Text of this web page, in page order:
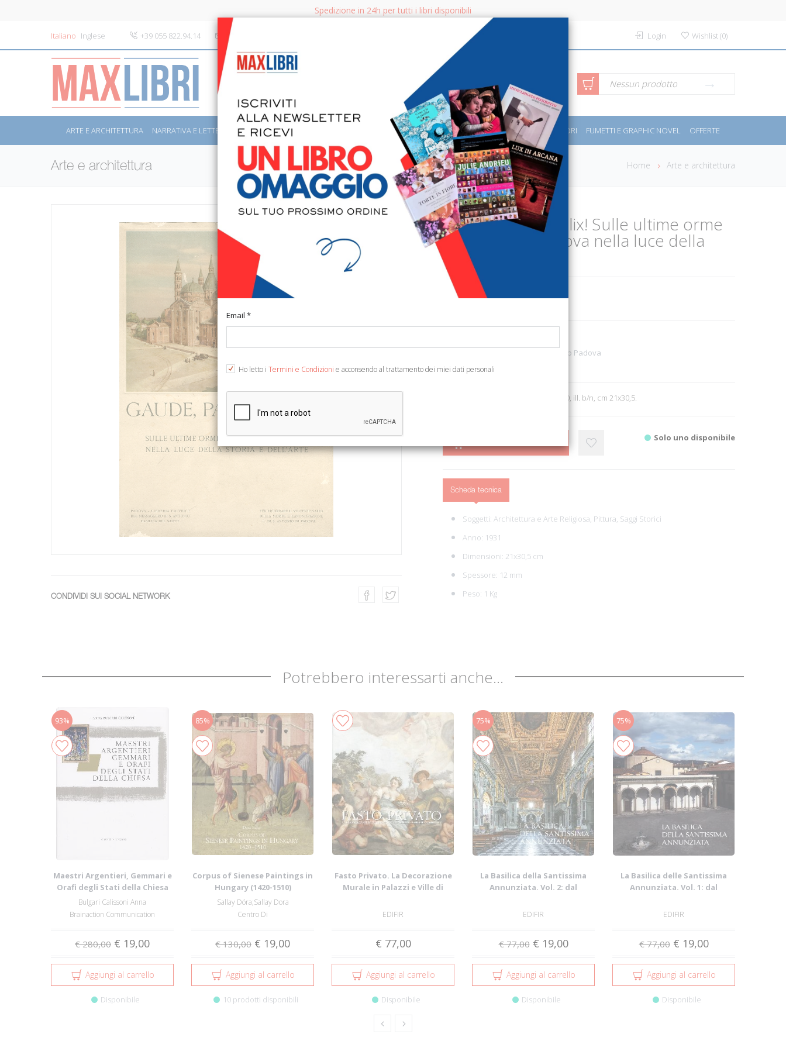
Spedizione in 24h per tutti i libri disponibili
Italiano Inglese +39 055 822.94.14 info@maxlibri.it Login Wishlist(0)
CERCA Ricerca avanzata Nessun prodotto
ARTE E ARCHITETTURA NARRATIVA E LETTERATURA SAGGISTICA LIBRI PER BAMBINI E RAGAZZI MANUALI - GUIDE - CORSI SPORT E MOTORI FUMETTI E GRAPHIC NOVEL OFFERTE
Arte e architettura Home Arte e architettura
CONDIVIDI SUI SOCIAL NETWORK
Gaude, Padua Felix! Sulle ultime orme
del Santo di Padova nella luce della
storia e dell'arte
€ 10,00
EMP - Edizioni Messaggero Padova
Categoria: Architettura
Noventa Padovana, 1931; br., pp. 170, ill. b/n, cm 21x30,5.
Solo uno disponibile
Scheda tecnica
Soggetti: Architettura e Arte Religiosa, Pittura, Saggi Storici
Anno: 1931
Dimensioni: 21x30,5 cm
Spessore: 12 mm
Peso: 1 Kg
Potrebbero interessarti anche...
93%
Maestri Argentieri, Gemmari e
Orafi degli Stati della Chiesa
Bulgari Calissoni Anna
Brainaction Communication
€ 280,00 € 19,00
Aggiungi al carrello
Disponibile
85%
Corpus of Sienese Paintings in
Hungary (1420-1510)
Sallay Dóra;Sallay Dora
Centro Di
€ 130,00 € 19,00
Aggiungi al carrello
10 prodotti disponibili
Fasto Privato. La Decorazione
Murale in Palazzi e Ville di
EDIFIR
€ 77,00
Aggiungi al carrello
Disponibile
75%
La Basilica della Santissima
Annunziata. Vol. 2: dal
EDIFIR
€ 77,00 € 19,00
Aggiungi al carrello
Disponibile
75%
La Basilica delle Santissima
Annunziata. Vol. 1: dal
EDIFIR
€ 77,00 € 19,00
Aggiungi al carrello
Disponibile
Email *
Ho letto i Termini e Condizioni e acconsendo al trattamento dei miei dati personali